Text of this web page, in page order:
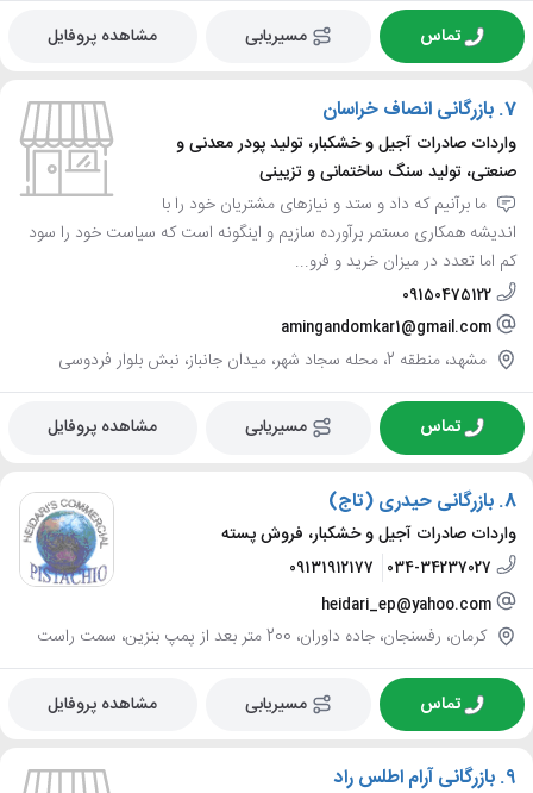
تماس مسیریابی مشاهده پروفایل
7. بازرگانی انصاف خراسان
واردات صادرات آجیل و خشکبار، تولید پودر معدنی و
صنعتی، تولید سنگ ساختمانی و تزیینی
ما برآنیم که داد و ستد و نیازهای مشتریان خود را با
اندیشه همکاری مستمر برآورده سازیم و اینگونه است که سیاست خود را سود
کم اما تعدد در میزان خرید و فرو...
09150475122
amingandomkar1@gmail.com
مشهد، منطقه 2، محله سجاد شهر، میدان جانباز، نبش بلوار فردوسی
تماس مسیریابی مشاهده پروفایل
8. بازرگانی حیدری (تاج)
واردات صادرات آجیل و خشکبار، فروش پسته
034-34237027
09131912177
heidari_ep@yahoo.com
کرمان، رفسنجان، جاده داوران، 200 متر بعد از پمپ بنزین، سمت راست
تماس مسیریابی مشاهده پروفایل
9. بازرگانی آرام اطلس راد